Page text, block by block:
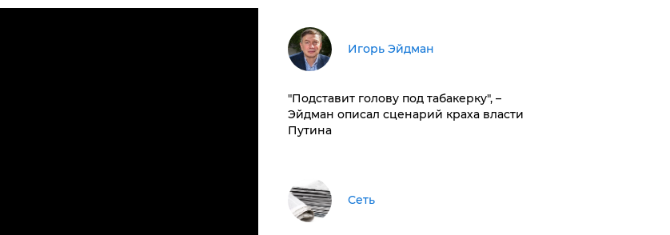
Игорь Эйдман
​"Подставит голову под табакерку", –
Эйдман описал сценарий краха власти
Путина
Сеть